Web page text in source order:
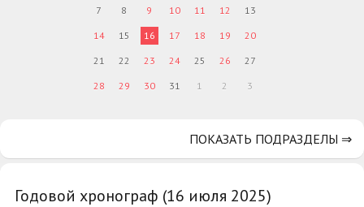
Годовой хронограф (16 июля 2025)
7 8 9 10 11 12 13
14 15 16 17 18 19 20
21 22 23 24 25 26 27
28 29 30 31 1 2 3
ПОКАЗАТЬ ПОДРАЗДЕЛЫ ⇒